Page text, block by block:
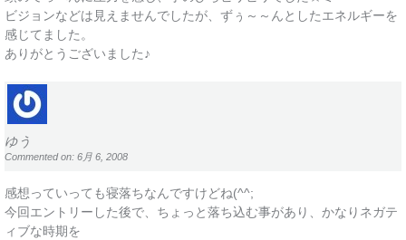
ビジョンなどは見えませんでしたが、ずぅ～～んとしたエネルギーを
感じてました。
ありがとうございました♪
ゆう
Commented on: 6月 6, 2008
感想っていっても寝落ちなんですけどね(^^;
今回エントリーした後で、ちょっと落ち込む事があり、かなりネガテ
ィブな時期を